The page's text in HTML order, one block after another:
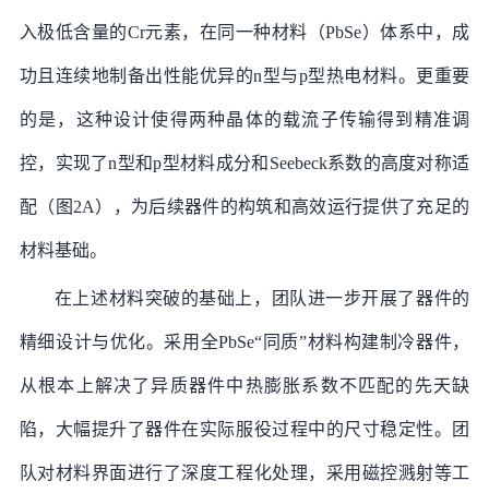
入极低含量的Cr元素，在同一种材料（PbSe）体系中，成
功且连续地制备出性能优异的n型与p型热电材料。更重要
的是，这种设计使得两种晶体的载流子传输得到精准调
控，实现了n型和p型材料成分和Seebeck系数的高度对称适
配（图2A），为后续器件的构筑和高效运行提供了充足的
材料基础。
在上述材料突破的基础上，团队进一步开展了器件的
精细设计与优化。采用全PbSe“同质”材料构建制冷器件，
从根本上解决了异质器件中热膨胀系数不匹配的先天缺
陷，大幅提升了器件在实际服役过程中的尺寸稳定性。团
队对材料界面进行了深度工程化处理，采用磁控溅射等工